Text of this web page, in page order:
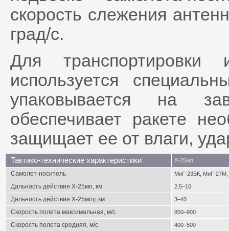
скорость слежения
град/c.
Для
используется
упаковывается на
обеспечивает ракете
защищает ее от влаги,
Тактико-технические характеристики X-25мп
Самолет-носитель МиГ-23БК, МиГ-
Дальность действия X-25мп, км 2,5–10
Дальность действия X-25мпу, км 3–40
Скорость полета максимальная, м/с 850–900
Скорость полета средняя, м/с 400–500